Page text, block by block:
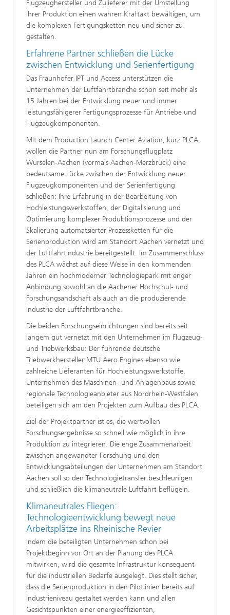
Flugzeughersteller und Zulieferer mit der Umstellung
ihrer Produktion einen wahren Kraftakt bewältigen, um
die komplexen Fertigungsketten neu und sicher zu
gestalten.
Erfahrene Partner schließen die Lücke
zwischen Entwicklung und Serienfertigung
Das Fraunhofer IPT und Access unterstützen die
Unternehmen der Luftfahrtbranche schon seit mehr als
15 Jahren bei der Entwicklung neuer und immer
leistungsfähigerer Fertigungsprozesse für Antriebe und
Flugzeugkomponenten.
Mit dem Production Launch Center Aviation, kurz PLCA,
wollen die Partner nun am Forschungsflugplatz
Würselen-Aachen (vormals Aachen-Merzbrück) eine
bedeutsame Lücke zwischen der Entwicklung neuer
Flugzeugkomponenten und der Serienfertigung
schließen: Ihre Erfahrung in der Bearbeitung von
Hochleistungswerkstoffen, der Digitalisierung und
Optimierung komplexer Produktionsprozesse und der
Skalierung automatsierter Prozessketten für die
Serienproduktion wird am Standort Aachen vernetzt und
der Luftfahrtindustrie bereitgestellt. Im Zusammenschluss
des PLCA wächst auf diese Weise in den kommenden
Jahren ein hochmoderner Technologiepark mit enger
Anbindung sowohl an die Aachener Hochschul- und
Forschungsandschaft als auch an die produzierende
Industrie der Luftfahrtbranche.
Die beiden Forschungseinrichtungen sind bereits seit
langem gut vernetzt mit den Unternehmen im Flugzeug-
und Triebwerksbau: Der führende deutsche
Triebwerkhersteller MTU Aero Engines ebenso wie
zahlreiche Lieferanten für Hochleistungswerkstoffe,
Unternehmen des Maschinen- und Anlagenbaus sowie
regionale Technologieanbieter aus Nordrhein-Westfalen
beteiligen sich am den Projekten zum Aufbau des PLCA.
Ziel der Projektpartner ist es, die wertvollen
Forschungsergebnisse so schnell wie möglich in ihre
Produktion zu integrieren. Die enge Zusammenarbeit
zwischen angewandter Forschung und den
Entwicklungsabteilungen der Unternehmen am Standort
Aachen soll so den Technologietransfer beschleunigen
und schließlich die klimaneutrale Luftfahrt beflügeln.
Klimaneutrales Fliegen:
Technologieentwicklung bewegt neue
Arbeitsplätze ins Rheinische Revier
Indem die beteiligten Unternehmen schon bei
Projektbeginn vor Ort an der Planung des PLCA
mitwirken, wird die gesamte Infrastruktur konsequent
für die industriellen Bedarfe ausgelegt. Dies stellt sicher,
dass die Serienproduktion in den Pilotlinien bereits auf
Industrieniveau gestaltet werden kann und allen
Gesichtspunkten einer energieeffizienten,